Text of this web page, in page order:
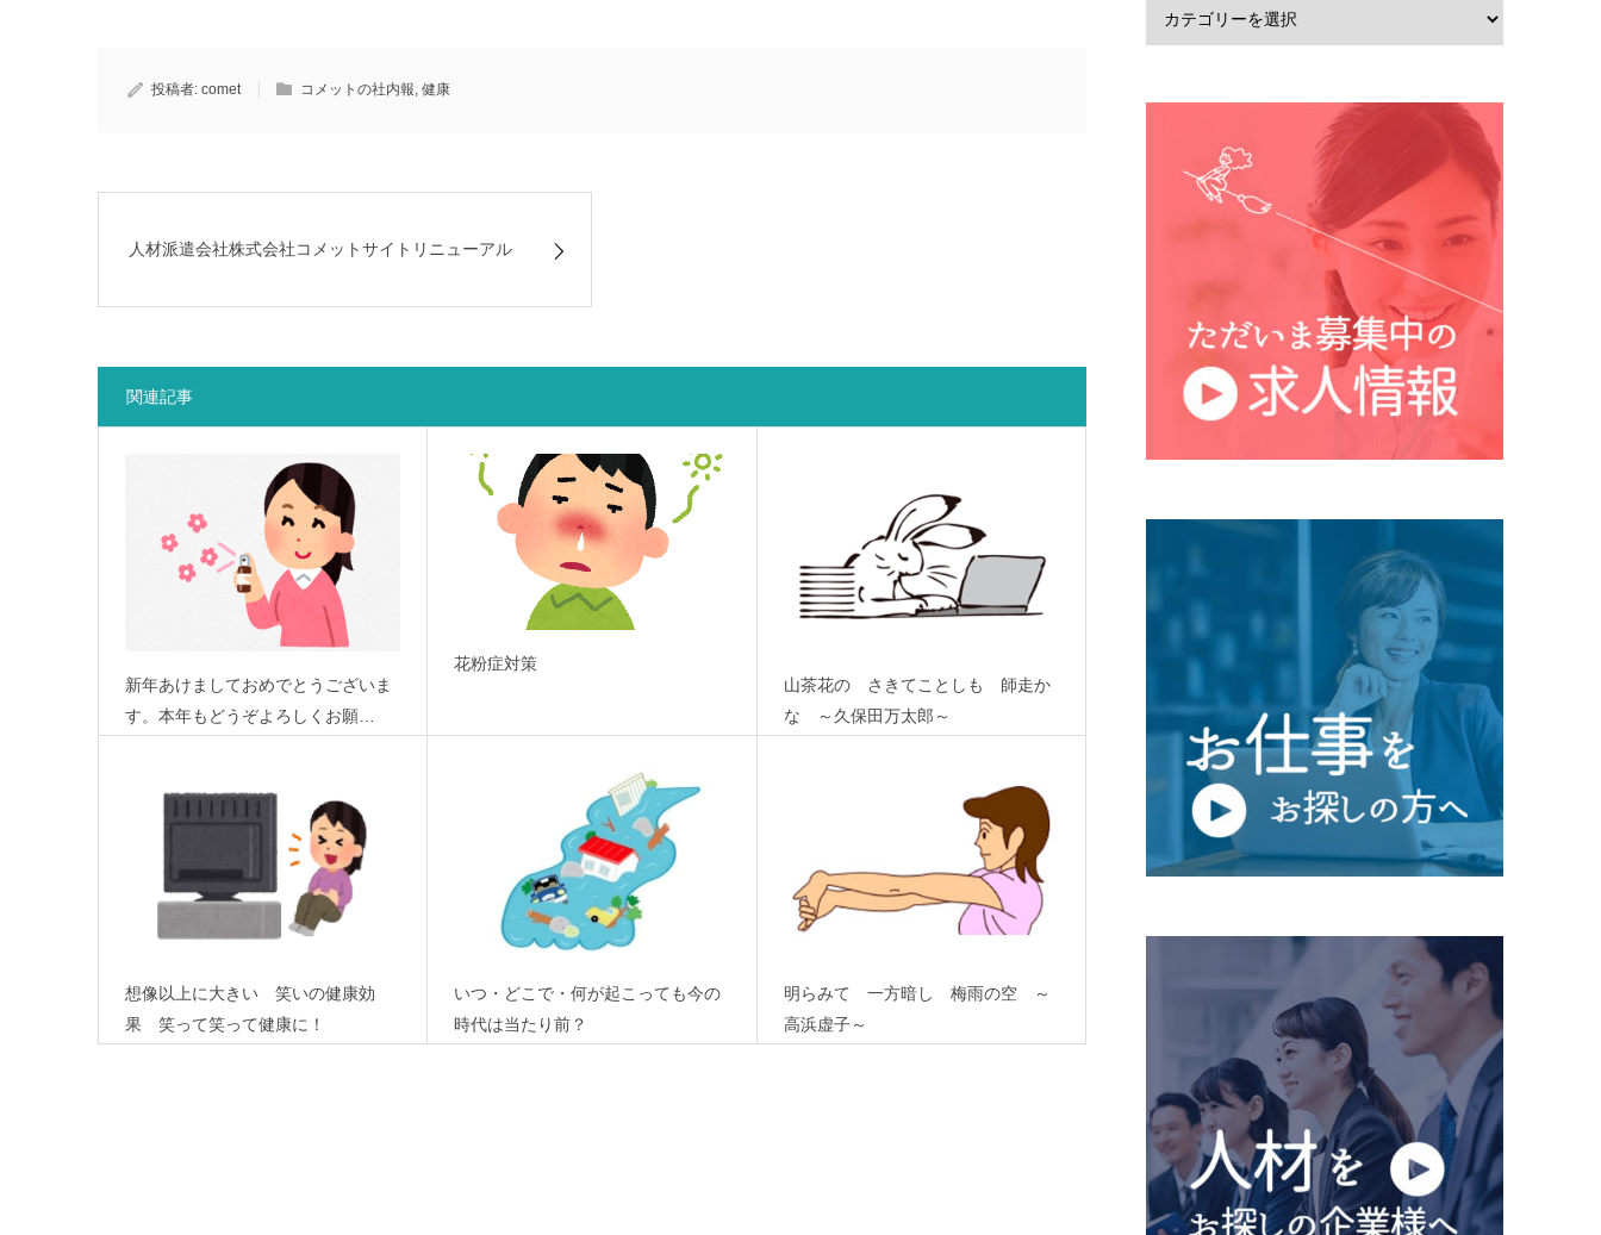
投稿者: comet コメットの社内報, 健康
人材派遣会社株式会社コメットサイトリニューアル
関連記事
新年あけましておめでとうございま
す。本年もどうぞよろしくお願…
花粉症対策
山茶花の さきてことしも 師走か
な ～久保田万太郎～
想像以上に大きい 笑いの健康効
果 笑って笑って健康に！
いつ・どこで・何が起こっても今の
時代は当たり前？
明らみて 一方暗し 梅雨の空 ～
高浜虚子～